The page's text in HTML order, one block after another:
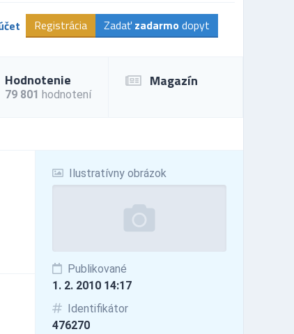
Registrácia Zadať zadarmo dopyt
Hodnotenie
79 801 hodnotení
Magazín
Ilustratívny obrázok
Publikované
1. 2. 2010 14:17
Identifikátor
476270